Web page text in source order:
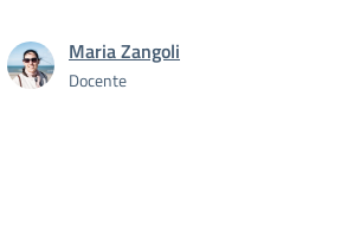
Maria Zangoli
Docente